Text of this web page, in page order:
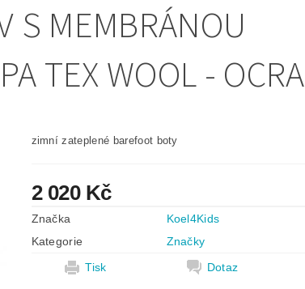
S MEMBRÁNOU
TEX WOOL - OCRA
zimní zateplené barefoot boty
2 020 Kč
Značka
Koel4Kids
Kategorie
Značky
Tisk
Dotaz